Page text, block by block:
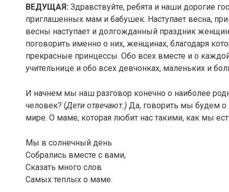
ВЕДУЩАЯ: Здравствуйте, ребята и наши дорогие
приглашенных мам и бабушек. Наступает весна,
весны наступает и долгожданный праздник
поговорить именно о них, женщинах, благодаря
прекрасные принцессы. Обо всех вместе и о
учительнице и обо всех девчонках, маленьких и
И начнем мы наш разговор конечно о наиболее
человек? (Дети отвечают.) Да, говорить мы будем
мире. О маме, которая любит нас такими, как мы
Мы в солнечный день
Собрались вместе с вами,
Сказать много слов
Самых теплых о маме.